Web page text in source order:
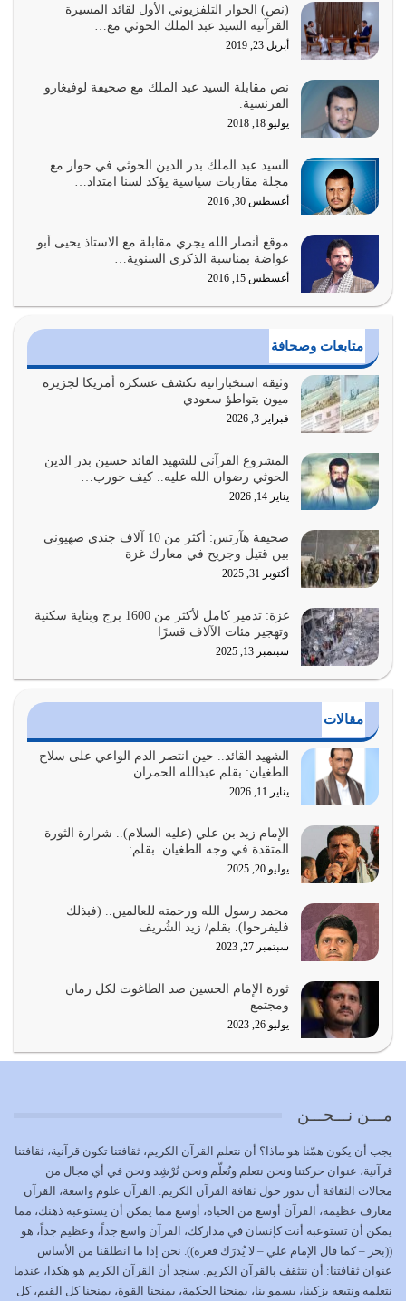
الغاية من الصلاة هو ذكر الله (أقم الصلاة لذكري) إضافة إلى
{وَأَعِدُّوا لَهُمْ مَا…
أغسطس 2, 2026
السبب الرئيسي لشقاء الأمة الابتعاد عن كتاب الله والتعدي
لحدود الله بالإضافات للدين
أغسطس 1, 2026
أبرز أسباب الشقاء هو الإعراض عن ذكر الله وعن هدى الله
المتمثل في القرآن الكريم
يوليو 31, 2026
أولياء الشيطان كلما كانوا أكثر ولاءً وطاعة للشيطان كلما كانوا
أكثر ضعفاً
يوليو 30, 2026
وعد الله تعالى من يُقتل في سبيله بالحياة الأبدية والرزق
والاستبشار والنجاة والخلود في…
يوليو 29, 2026
القرآن الكريم هو أهم مصدر لمعرفة رسول الله معرفة سيرته
معرفة شخصيته معرفة عظمته
يوليو 28, 2026
هل نحن من الصالحين؟ قيِّم نفسك هنا اترك القرآن على أصله
وأعرض نفسك، وأعرض ما لديك على…
يوليو 27, 2026
عندما يكون عدوك هو عدو الله معناه أن تكون نقاط الضعف
فيه كثيرة وسينصرك الله عليه إذا…
يوليو 26, 2026
أراد الله لهذه الأمة ان تكون خير امة أخرجت للناس بالنهوض
الدين الذي شرعه الله لا يجوز أن يخضع لآرائنا وأهوائنا
واجتهاداتنا لأننا سنختلف ونتفرق
يوليو 24, 2026
أمة عاجزة عن النهوض…
يوليو 23, 2026
بحبل الله جميعاً وليس كل…
يوليو 22, 2026
يشاء ويذل من يشاء
يوليو 21, 2026
{إِنَّ الدِّينَ عِنْدَ اللَّهِ الْإسْلامُ} الدين الذي شرعه الله للناس في
تتحقق الحقوق للجميع
يوليو 18, 2026
بعض صفات المتقين {الصَّابِرِينَ وَالصَّادِقِينَ وَالْقَانِتِينَ
وَالْمُنْفِقِينَ…
يوليو 17, 2026
(نص) الحوار التلفزيوني الأول لقائد المسيرة
القرآنية السيد عبد الملك الحوثي مع…
أبريل 23, 2019
نص مقابلة السيد عبد الملك مع صحيفة لوفيغارو
الفرنسية.
يوليو 18, 2018
السيد عبد الملك بدر الدين الحوثي في حوار مع
مجلة مقاربات سياسية يؤكد لسنا امتداد…
أغسطس 30, 2016
موقع أنصار الله يجري مقابلة مع الاستاذ يحيى أبو
عواضة بمناسبة الذكرى السنوية…
أغسطس 15, 2016
متابعات وصحافة
وثيقة استخباراتية تكشف عسكرة أمريكا لجزيرة
ميون بتواطؤ سعودي
فبراير 3, 2026
المشروع القرآني للشهيد القائد حسين بدر الدين
الحوثي رضوان الله عليه.. كيف حورب…
يناير 14, 2026
صحيفة هآرتس: أكثر من 10 آلاف جندي صهيوني
بين قتيل وجريح في معارك غزة
أكتوبر 31, 2025
غزة: تدمير كامل لأكثر من 1600 برج وبناية سكنية
وتهجير مئات الآلاف قسرًا
سبتمبر 13, 2025
مقالات
الشهيد القائد.. حين انتصر الدم الواعي على سلاح
الطغيان: بقلم عبدالله الحمران
يناير 11, 2026
الإمام زيد بن علي (عليه السلام).. شرارة الثورة
المتقدة في وجه الطغيان. بقلم:…
يوليو 20, 2025
محمد رسول الله ورحمته للعالمين.. (فبذلك
فليفرحوا). بقلم/ زيد الشُريف
سبتمبر 27, 2023
ثورة الإمام الحسين ضد الطاغوت لكل زمان
ومجتمع
يوليو 26, 2023
مـــن نـــحـــن
يجب أن يكون همّنا هو ماذا؟ أن نتعلم القرآن الكريم، ثقافتنا تكون قرآنية، ثقافتنا
قرآنية، عنوان حركتنا ونحن نتعلم ونُعلّم ونحن نُرْشِد ونحن في أي مجال من
مجالات الثقافة أن ندور حول ثقافة القرآن الكريم. القرآن علوم واسعة، القرآن
معارف عظيمة، القرآن أوسع من الحياة، أوسع مما يمكن أن يستوعبه ذهنك، مما
يمكن أن تستوعبه أنت كإنسان في مداركك، القرآن واسع جداً، وعظيم جداً، هو
((بحر – كما قال الإمام علي – لا يُدرَك قعره)). نحن إذا ما انطلقنا من الأساس
عنوان ثقافتنا: أن نتثقف بالقرآن الكريم. سنجد أن القرآن الكريم هو هكذا، عندما
نتعلمه ونتبعه يزكينا، يسمو بنا، يمنحنا الحكمة، يمنحنا القوة، يمنحنا كل القيم، كل